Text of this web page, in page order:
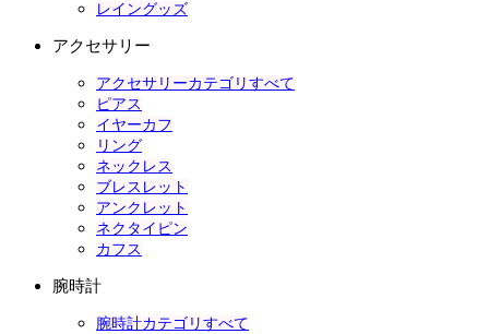
レイングッズ
アクセサリー
アクセサリーカテゴリすべて
ピアス
イヤーカフ
リング
ネックレス
ブレスレット
アンクレット
ネクタイピン
カフス
腕時計
腕時計カテゴリすべて